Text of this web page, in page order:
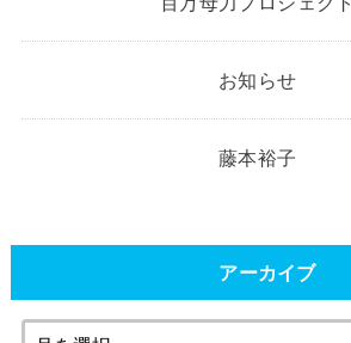
お知らせ
藤本裕子
アーカイブ